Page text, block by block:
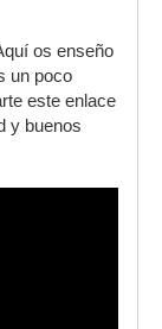
os enseño
un poco
este enlace
y buenos